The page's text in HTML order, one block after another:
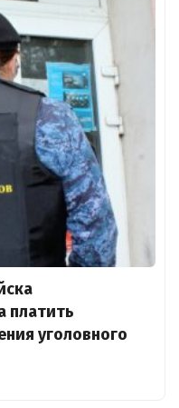
платить
уголовного